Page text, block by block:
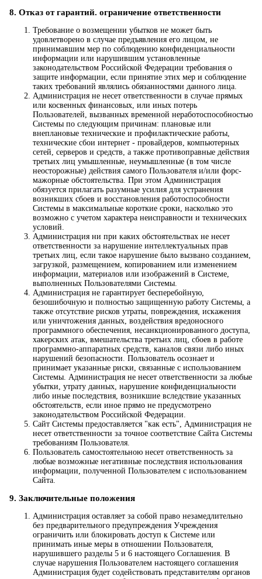
8. Отказ от гарантий. ограничение ответственности
Требование о возмещении убытков не может быть
удовлетворено в случае предъявления его лицом, не
принимавшим мер по соблюдению конфиденциальности
информации или нарушившим установленные
законодательством Российской Федерации требования о
защите информации, если принятие этих мер и соблюдение
таких требований являлись обязанностями данного лица.
Администрация не несет ответственности в случае прямых
или косвенных финансовых, или иных потерь
Пользователей, вызванных временной неработоспособностью
Системы по следующим причинам: плановые или
внеплановые технические и профилактические работы,
технические сбои интернет - провайдеров, компьютерных
сетей, серверов и средств, а также противоправные действия
третьих лиц умышленные, неумышленные (в том числе
неосторожные) действия самого Пользователя и/или форс-
мажорные обстоятельства. При этом Администрация
обязуется прилагать разумные усилия для устранения
возникших сбоев и восстановления работоспособности
Системы в максимальные короткие сроки, насколько это
возможно с учетом характера неисправности и технических
условий.
Администрация ни при каких обстоятельствах не несет
ответственности за нарушение интеллектуальных прав
третьих лиц, если такое нарушение было вызвано созданием,
загрузкой, размещением, копированием или изменением
информации, материалов или изображений в Системе,
выполненных Пользователями Системы.
Администрация не гарантирует бесперебойную,
безошибочную и полностью защищенную работу Системы, а
также отсутствие рисков утраты, повреждения, искажения
или уничтожения данных, воздействия вредоносного
программного обеспечения, несанкционированного доступа,
хакерских атак, вмешательства третьих лиц, сбоев в работе
программно-аппаратных средств, каналов связи либо иных
нарушений безопасности. Пользователь осознает и
принимает указанные риски, связанные с использованием
Системы. Администрация не несет ответственности за любые
убытки, утрату данных, нарушение конфиденциальности
либо иные последствия, возникшие вследствие указанных
обстоятельств, если иное прямо не предусмотрено
законодательством Российской Федерации.
Сайт Системы предоставляется "как есть", Администрация не
несет ответственности за точное соответствие Сайта Системы
требованиям Пользователя.
Пользователь самостоятельною несет ответственность за
любые возможные негативные последствия использования
информации, полученной Пользователем с использованием
Сайта.
9. Заключительные положения
Администрация оставляет за собой право незамедлительно
без предварительного предупреждения Учреждения
ограничить или блокировать доступ к Системе или
принимать иные меры в отношении Пользователя,
нарушившего разделы 5 и 6 настоящего Соглашения. В
случае нарушения Пользователем настоящего соглашения
Администрация будет содействовать представителям органов